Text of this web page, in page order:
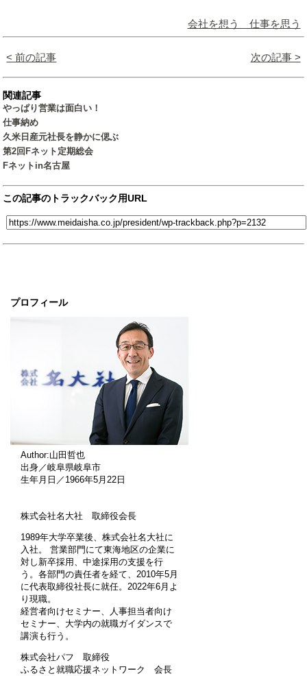
プロフィール
Author:山田哲也
出身／岐阜県岐阜市
生年月日／1966年5月22日
株式会社名大社 取締役会長
1989年大学卒業後、株式会社名大社に
入社。 営業部門にて東海地区の企業に
対し新卒採用、中途採用の支援を行
う。各部門の責任者を経て、2010年5月
に代表取締役社長に就任。2022年6月よ
り現職。
経営者向けセミナー、人事担当者向け
セミナー、大学内の就職ガイダンスで
講演も行う。
株式会社パフ 取締役
ふるさと就職応援ネットワーク 会長
会社を想う 仕事を思う
< 前の記事 次の記事 >
関連記事
やっぱり営業は面白い！
仕事納め
久米日産元社長を静かに偲ぶ
第2回Fネット定期総会
Fネットin名古屋
この記事のトラックバック用URL